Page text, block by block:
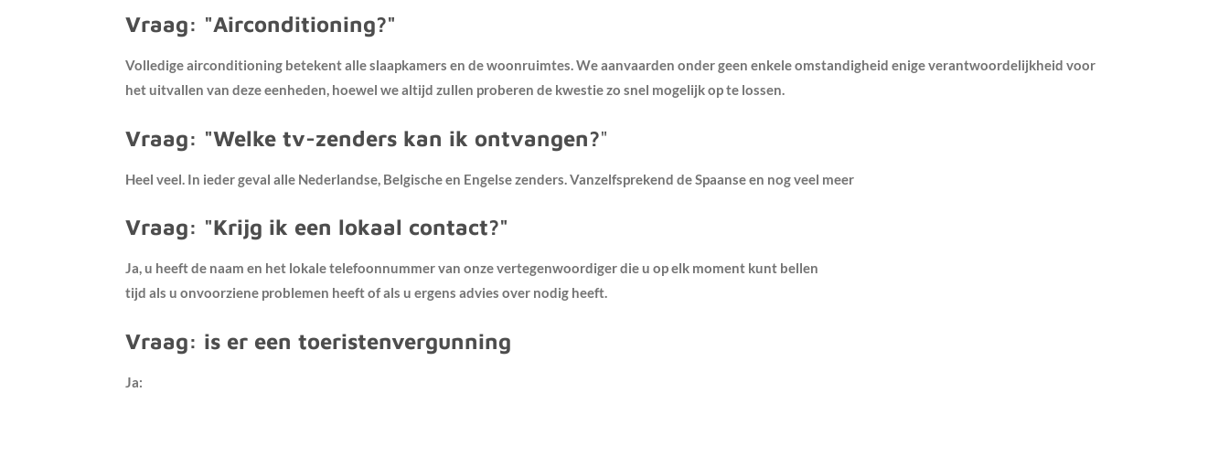
Vraag: "Airconditioning?"
Volledige airconditioning betekent alle slaapkamers en de woonruimtes. We aanvaarden onder geen enkele omstandigheid enige verantwoordelijkheid voor
het uitvallen van deze eenheden, hoewel we altijd zullen proberen de kwestie zo snel mogelijk op te lossen.
Vraag: "Welke tv-zenders kan ik ontvangen?"
Heel veel. In ieder geval alle Nederlandse, Belgische en Engelse zenders. Vanzelfsprekend de Spaanse en nog veel meer
Vraag: "Krijg ik een lokaal contact?"
Ja, u heeft de naam en het lokale telefoonnummer van onze vertegenwoordiger die u op elk moment kunt bellen
tijd als u onvoorziene problemen heeft of als u ergens advies over nodig heeft.
Vraag: is er een toeristenvergunning
Ja: